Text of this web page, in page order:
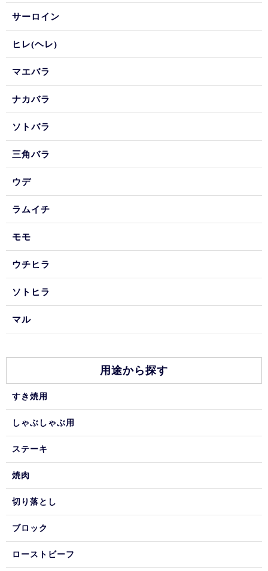
サーロイン
ヒレ(ヘレ)
マエバラ
ナカバラ
ソトバラ
三角バラ
ウデ
ラムイチ
モモ
ウチヒラ
ソトヒラ
マル
用途から探す
すき焼用
しゃぶしゃぶ用
ステーキ
焼肉
切り落とし
ブロック
ローストビーフ